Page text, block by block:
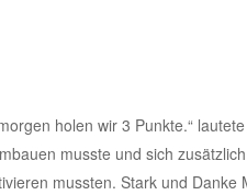
holen wir 3 Punkte.“
musste und sich
mussten. Stark und